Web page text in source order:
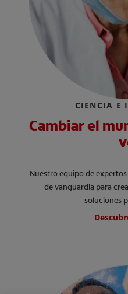
CIENCIA E
Cambiar el
Nuestro equipo de
de vanguardia para
soluciones